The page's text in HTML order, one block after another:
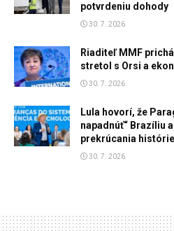
potvrdeniu dohody
30. 7. 2026
Riaditeľ MMF
stretol s Orsi a
30. 7. 2026
Lula hovorí, že
napadnúť“ Brazíliu
prekrúcania histórie
30. 7. 2026